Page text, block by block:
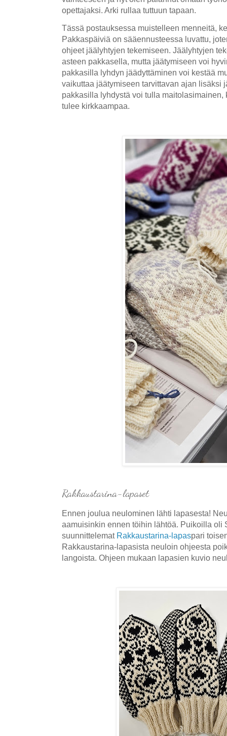
opettajaksi. Arki rullaa tuttuun tapaan.
Tässä postauksessa muistelleen menneitä,
Pakkaspäiviä on sääennusteessa luvattu,
ohjeet jäälyhtyjen tekemiseen. Jäälyhtyjen
asteen pakkasella, mutta jäätymiseen voi
pakkasilla lyhdyn jäädyttäminen voi kestää
vaikuttaa jäätymiseen tarvittavan ajan lisäksi
pakkasilla lyhdystä voi tulla
tulee kirkkaampaa.
Rakkaustarina-lapaset
Ennen joulua neulominen lähti lapasesta!
aamuisinkin ennen töihin lähtöä. Puikoilla oli
suunnittelemat Rakkaustarina-lapaspari
Rakkaustarina-lapasista neuloin ohjeesta
langoista. Ohjeen mukaan lapasien kuvio